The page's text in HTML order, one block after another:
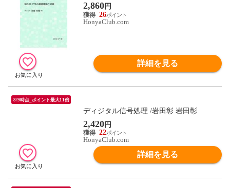
2,860円
26
HonyaClub.com
詳細を見る
8/9時点_ポイント最大11倍
ディジタル信号処理 /岩田彰 岩田彰
2,420円
22
HonyaClub.com
詳細を見る